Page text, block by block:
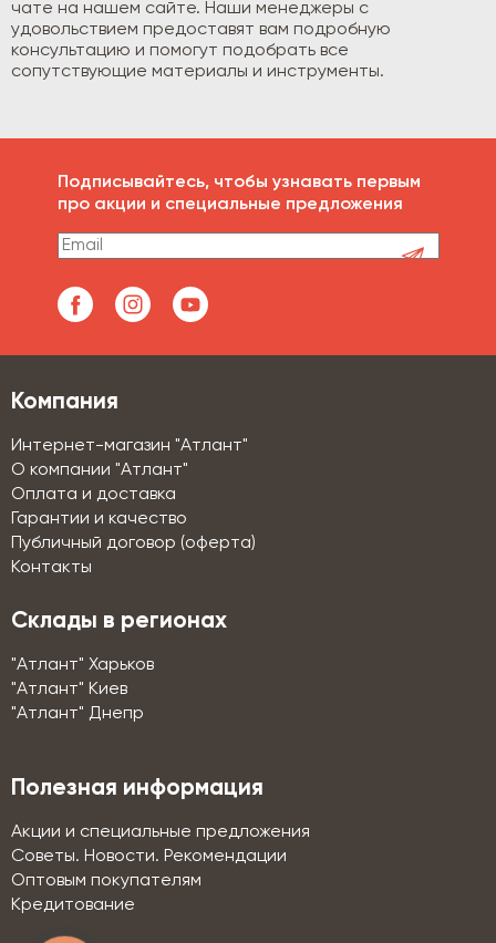
чате на нашем сайте. Наши менеджеры с
удовольствием предоставят вам подробную
консультацию и помогут подобрать все
сопутствующие материалы и инструменты.
Подписывайтесь, чтобы узнавать первым
про акции и специальные предложения
Компания
Интернет-магазин "Атлант"
О компании "Атлант"
Оплата и доставка
Гарантии и качество
Публичный договор (оферта)
Контакты
Склады в регионах
"Атлант" Харьков
"Атлант" Киев
"Атлант" Днепр
Полезная информация
Акции и специальные предложения
Советы. Новости. Рекомендации
Оптовым покупателям
Кредитование